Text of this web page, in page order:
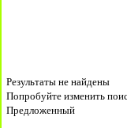
Результаты не найдены
Попробуйте изменить
Предложенный